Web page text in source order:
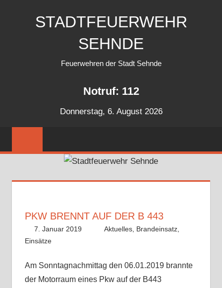
STADTFEUERWEHR
SEHNDE
Feuerwehren der Stadt Sehnde
Notruf: 112
Donnerstag, 6. August 2026
PKW BRENNT AUF DER B 443
7. Januar 2019 Fabian
Aktuelles, Brandeinsatz,
Einsätze
Am Sonntagnachmittag den 06.01.2019brannte
der Motorraum eines Pkw auf der B443